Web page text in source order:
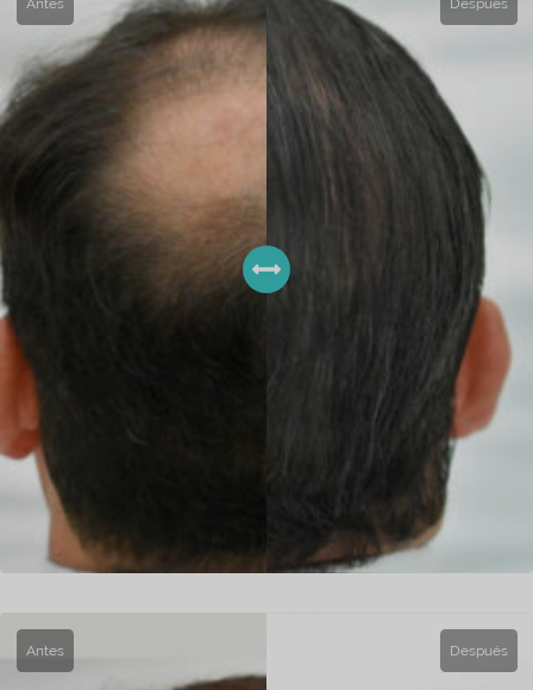
Antes Después
Antes Después